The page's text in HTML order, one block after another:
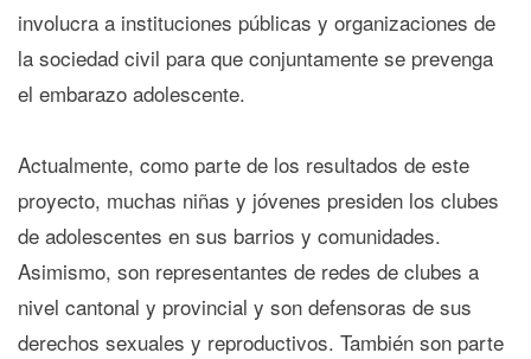
involucra a instituciones públicas y organizaciones de
la sociedad civil para que conjuntamente se prevenga
el embarazo adolescente.
Actualmente, como parte de los resultados de este
proyecto, muchas niñas y jóvenes presiden los clubes
de adolescentes en sus barrios y comunidades.
Asimismo, son representantes de redes de clubes a
nivel cantonal y provincial y son defensoras de sus
derechos sexuales y reproductivos. También son parte